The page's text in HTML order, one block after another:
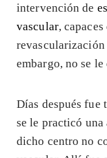
intervención de
vascular,
revascularización
embargo, no se
Días después fue
se le practicó
dicho centro no